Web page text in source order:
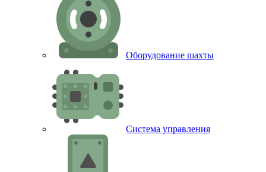
Оборудование шахты
Система управления